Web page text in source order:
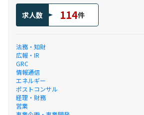
求人数 114件
法務・知財
広報・IR
GRC
情報通信
エネルギー
ポストコンサル
経理・財務
営業